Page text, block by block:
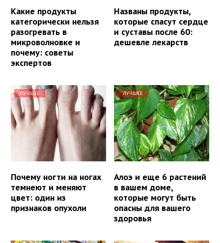
Какие продукты
категорически нельзя
разогревать в
микроволновке и
почему: советы
экспертов
Названы продукты,
которые спасут сердце
и суставы после 60:
дешевле лекарств
ЛУЧШЕЕ
Почему ногти на ногах
темнеют и меняют
цвет: один из
признаков опухоли
ЛУЧШЕЕ
Алоэ и еще 6 растений
в вашем доме,
которые могут быть
опасны для вашего
здоровья